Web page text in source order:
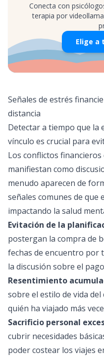
Conecta con
terapia por
Elige a
Señales de estrés
distancia
Detectar a tiempo que la
vínculo es crucial para
Los conflictos
manifiestan como
menudo aparecen de
señales comunes de que
impactando la salud
Evitación de la
postergan la compra de
fechas de encuentro por
la discusión sobre el
Resentimiento
sobre el estilo de vida
quién ha viajado más
Sacrificio personal
cubrir necesidades
poder costear los viajes